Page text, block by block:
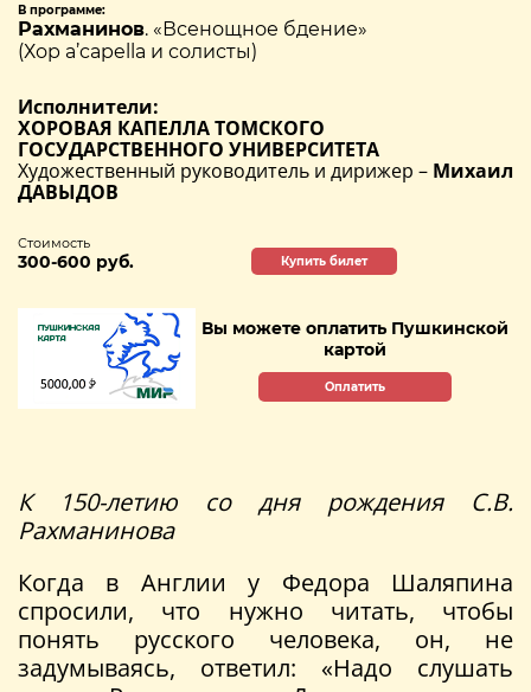
В программе:
Рахманинов. «Всенощное бдение»
(Хор a’capella и солисты)
Исполнители:
ХОРОВАЯ КАПЕЛЛА ТОМСКОГО
ГОСУДАРСТВЕННОГО УНИВЕРСИТЕТА
Художественный руководитель и дирижер – Михаил
ДАВЫДОВ
Стоимость
300-600 руб. Купить билет
Вы можете оплатить Пушкинской
картой
Оплатить
К 150-летию со дня рождения С.В.
Рахманинова
Когда в Англии у Федора Шаляпина
спросили, что нужно читать, чтобы
понять русского человека, он, не
задумываясь, ответил: «Надо слушать